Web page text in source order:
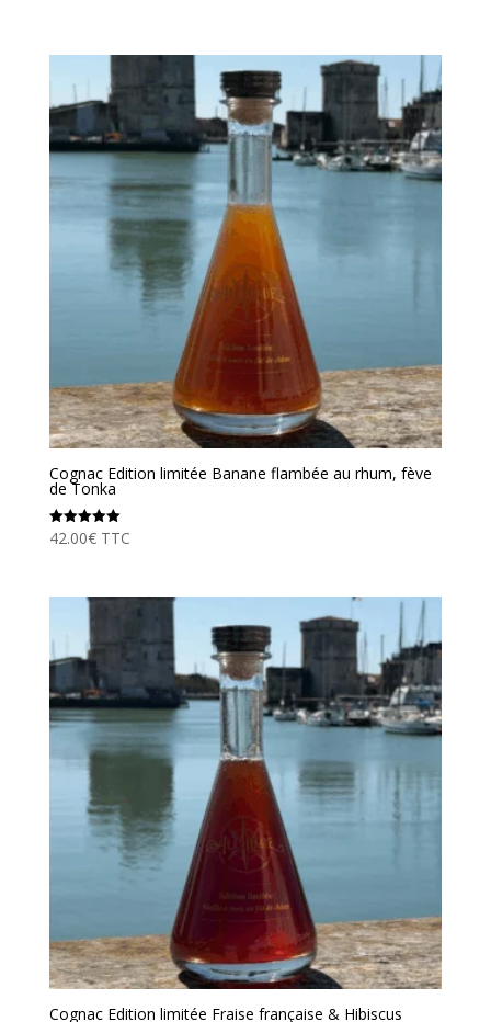
Cognac Edition limitée Banane flambée au rhum, fève
de Tonka
Note
5.00
42.00€ TTC
Cognac Edition limitée Fraise française & Hibiscus